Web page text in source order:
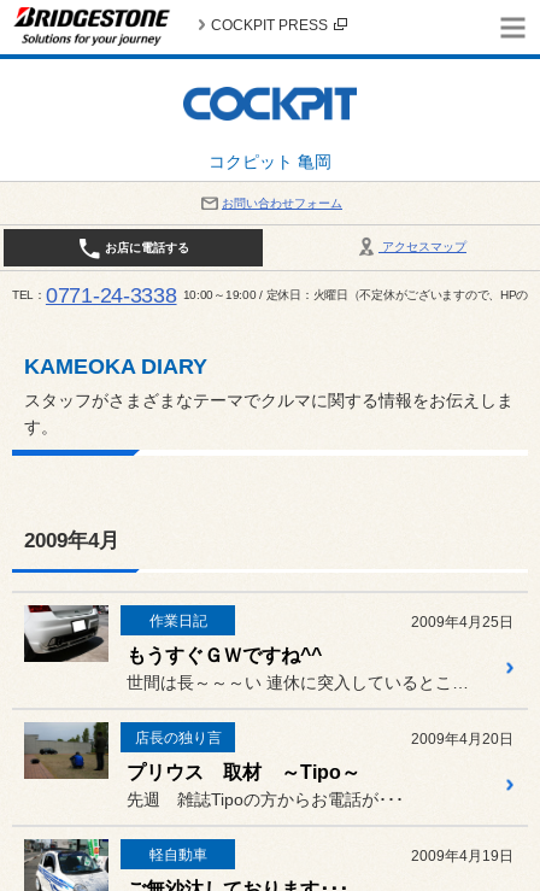
コクピット 亀岡
COCKPIT PRESS
お問い合わせフォーム
アクセスマップ
お店に電話する
TEL 0771-24-3338 10:00～19:00 / 定休日：火曜日（不定休がございますので、HPの
KAMEOKA DIARY
スタッフがさまざまなテーマでクルマに関する情報をお伝えしま
す。
2009年4月
作業日記 2009年4月25日
もうすぐＧＷですね^^
店長の独り言 2009年4月20日
プリウス 取材 ～Tipo～
先週 雑誌Tipoの方からお電話が･･･
軽自動車 2009年4月19日